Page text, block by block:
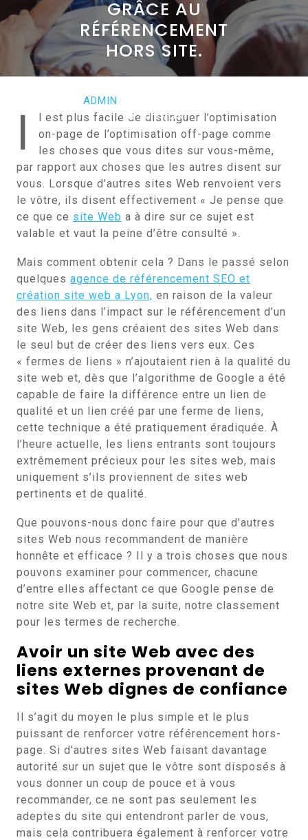
GRÂCE AU
RÉFÉRENCEMENT
HORS SITE.
ADMIN
0 TAGS
I
l est plus facile de distinguer l’optimisation
on-page de l’optimisation off-page comme
les choses que vous dites sur vous-même,
par rapport aux choses que les autres disent sur
vous. Lorsque d’autres sites Web renvoient vers
le vôtre, ils disent effectivement « Je pense que
ce que ce site Web a à dire sur ce sujet est
valable et vaut la peine d’être consulté ».
Mais comment obtenir cela ? Dans le passé selon
quelques agence de référencement SEO et
création site web a Lyon, en raison de la valeur
des liens dans l’impact sur le référencement d’un
site Web, les gens créaient des sites Web dans
le seul but de créer des liens vers eux. Ces
« fermes de liens » n’ajoutaient rien à la qualité du
site web et, dès que l’algorithme de Google a été
capable de faire la différence entre un lien de
qualité et un lien créé par une ferme de liens,
cette technique a été pratiquement éradiquée. À
l’heure actuelle, les liens entrants sont toujours
extrêmement précieux pour les sites web, mais
uniquement s’ils proviennent de sites web
pertinents et de qualité.
Que pouvons-nous donc faire pour que d’autres
sites Web nous recommandent de manière
honnête et efficace ? Il y a trois choses que nous
pouvons examiner pour commencer, chacune
d’entre elles affectant ce que Google pense de
notre site Web et, par la suite, notre classement
pour les termes de recherche.
Avoir un site Web avec des
liens externes provenant de
sites Web dignes de confiance
Il s’agit du moyen le plus simple et le plus
puissant de renforcer votre référencement hors-
page. Si d’autres sites Web faisant davantage
autorité sur un sujet que le vôtre sont disposés à
vous donner un coup de pouce et à vous
recommander, ce ne sont pas seulement les
adeptes du site qui entendront parler de vous,
mais cela contribuera également à renforcer votre